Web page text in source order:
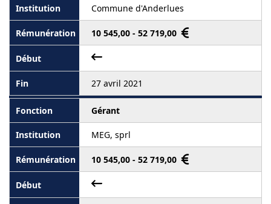
Commune d'Anderlues
10 545,00 - 52 719,00
27 avril 2021
Gérant
MEG, sprl
10 545,00 - 52 719,00